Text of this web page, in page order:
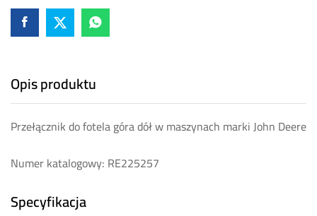
Opis produktu
Przełącznik do fotela góra dół w maszynach marki John Deere
Numer katalogowy: RE225257
Specyfikacja